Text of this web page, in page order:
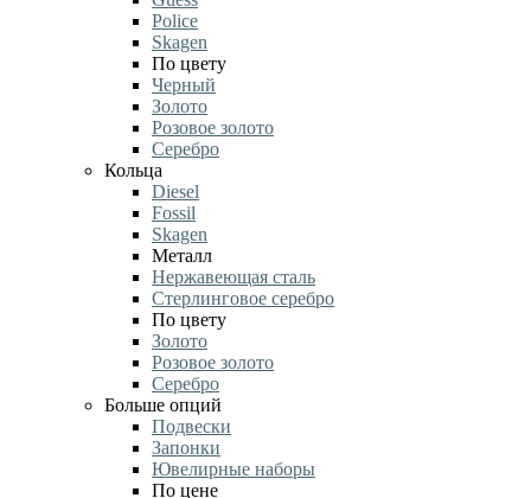
Police
Skagen
По цвету
Черный
Золото
Розовое золото
Серебро
Кольца
Diesel
Fossil
Skagen
Металл
Нержавеющая сталь
Стерлинговое серебро
По цвету
Золото
Розовое золото
Серебро
Больше опций
Подвески
Запонки
Ювелирные наборы
По цене